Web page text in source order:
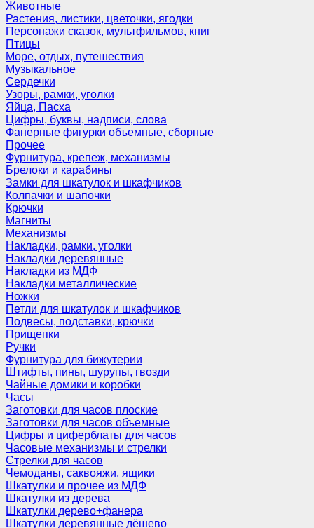
Животные
Растения, листики, цветочки, ягодки
Персонажи сказок, мультфильмов, книг
Птицы
Море, отдых, путешествия
Музыкальное
Сердечки
Узоры, рамки, уголки
Яйца, Пасха
Цифры, буквы, надписи, слова
Фанерные фигурки объемные, сборные
Прочее
Фурнитура, крепеж, механизмы
Брелоки и карабины
Замки для шкатулок и шкафчиков
Колпачки и шапочки
Крючки
Магниты
Механизмы
Накладки, рамки, уголки
Накладки деревянные
Накладки из МДФ
Накладки металлические
Ножки
Петли для шкатулок и шкафчиков
Подвесы, подставки, крючки
Прищепки
Ручки
Фурнитура для бижутерии
Штифты, пины, шурупы, гвозди
Чайные домики и коробки
Часы
Заготовки для часов плоские
Заготовки для часов объемные
Цифры и циферблаты для часов
Часовые механизмы и стрелки
Стрелки для часов
Чемоданы, саквояжи, ящики
Шкатулки и прочее из МДФ
Шкатулки из дерева
Шкатулки дерево+фанера
Шкатулки деревянные дёшево